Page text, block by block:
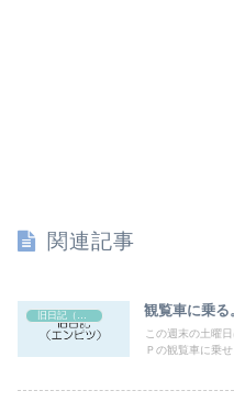
関連記事
旧日記（エンピツ） 観覧車に乗る
この週末の土曜
Ｐの観覧車に乗